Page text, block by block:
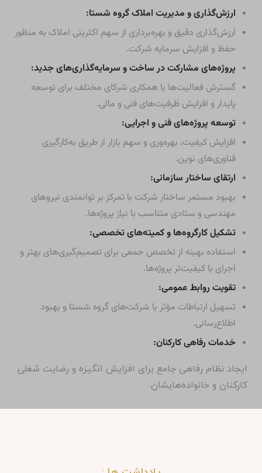
ارزش‌گذاری و مدیریت املاک گروه شستا:
ارزش‌گذاری دقیق و بهره‌برداری از سهم اکثریتی املاک به منظور
حفظ و افزایش سرمایه شرکت.
پروژه‌های مشارکت در ساخت و سرمایه‌گذاری‌های جدید:
گسترش فعالیت‌ها با همکاری شرکای مختلف برای توسعه
پایدار و افزایش ظرفیت‌های فنی و مالی.
توسعه پروژه‌های فنی و اجرایی:
افزایش کیفیت، بهره‌وری و سهم بازار از طریق به‌کارگیری
فناوری‌های نوین.
ارتقای ساختار سازمانی:
بهبود مستمر ساختار شرکت با تمرکز بر توانمندی نیروهای
مهندسی و ستادی متناسب با نیاز پروژه‌ها.
تشکیل کارگروه‌ها و کمیته‌های تخصصی:
استفاده بهینه از تخصص جمعی برای تصمیم‌گیری‌های بهتر و
اجرای با کیفیت‌تر پروژه‌ها.
تقویت روابط عمومی:
تسهیل ارتباطات مؤثر با شرکت‌های گروه شستا و بهبود
اطلاع‌رسانی.
خدمات رفاهی کارکنان:
ایجاد نظام رفاهی جامع برای افزایش انگیزه و رضایت شغلی
کارکنان و خانواده‌هایشان.